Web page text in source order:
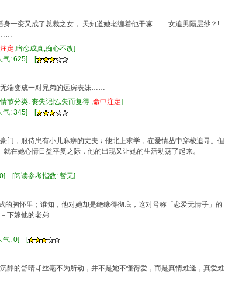
身一变又成了总裁之女， 天知道她老缠着他干嘛…… 女追男隔层纱？!
……
定,暗恋成真,痴心不改]
气: 625] [
端变成一对兄弟的远房表妹……
节分类: 丧失记忆,失而复得 ,命中注定]
气: 345] [
门，服侍患有小儿麻痹的丈夫﹔他北上求学，在爱情丛中穿梭追寻。但
在她心情日益平复之际，他的出现又让她的生活动荡了起来。
[阅读参考指数: 暂无]
胸怀里；谁知，他对她却是绝缘得彻底，这对号称「恋爱无情手」的
下嫁他的老弟...
气: 0] [
的舒晴却丝毫不为所动，并不是她不懂得爱，而是真情难逢，真爱难